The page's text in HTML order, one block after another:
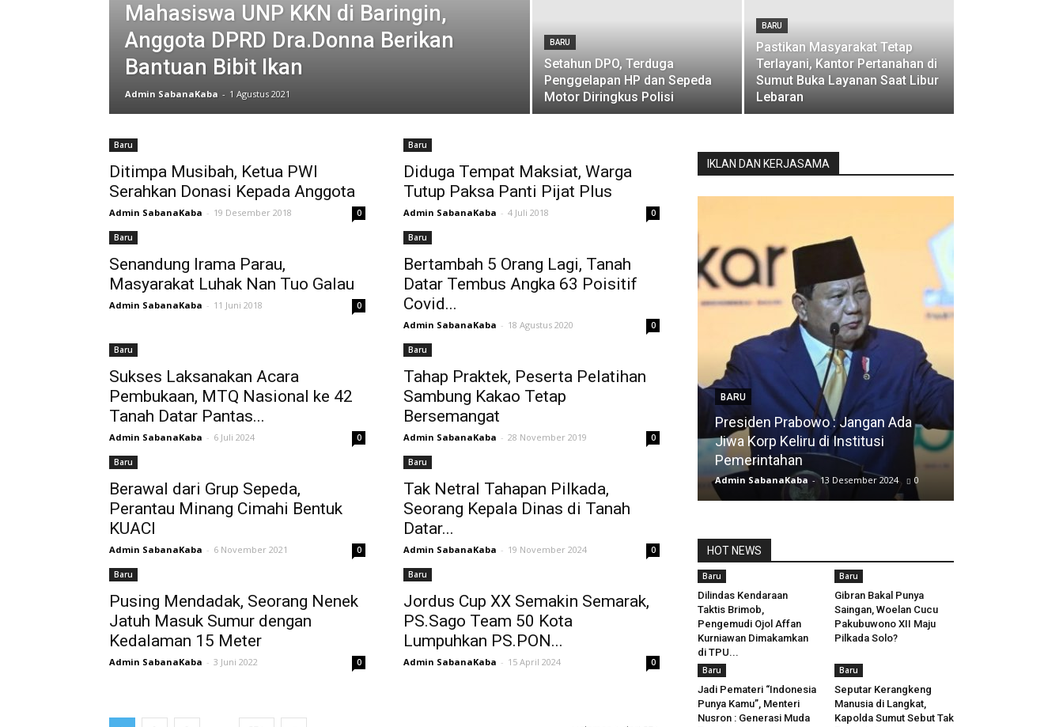
Mahasiswa UNP KKN di Baringin,
Anggota DPRD Dra.Donna Berikan
Bantuan Bibit Ikan
Admin SabanaKaba - 1 Agustus 2021
BARU
Setahun DPO, Terduga
Penggelapan HP dan Sepeda
Motor Diringkus Polisi
BARU
Pastikan Masyarakat Tetap
Terlayani, Kantor Pertanahan di
Sumut Buka Layanan Saat Libur
Lebaran
Baru
Ditimpa Musibah, Ketua PWI
Serahkan Donasi Kepada Anggota
Admin SabanaKaba - 19 Desember 2018 0
Baru
Diduga Tempat Maksiat, Warga
Tutup Paksa Panti Pijat Plus
Admin SabanaKaba - 4 Juli 2018 0
Baru
Senandung Irama Parau,
Masyarakat Luhak Nan Tuo Galau
Admin SabanaKaba - 11 Juni 2018 0
Baru
Bertambah 5 Orang Lagi, Tanah
Datar Tembus Angka 63 Poisitif
Covid...
Admin SabanaKaba - 18 Agustus 2020 0
Baru
Sukses Laksanakan Acara
Pembukaan, MTQ Nasional ke 42
Tanah Datar Pantas...
Admin SabanaKaba - 6 Juli 2024 0
Baru
Tahap Praktek, Peserta Pelatihan
Sambung Kakao Tetap
Bersemangat
Admin SabanaKaba - 28 November 2019 0
Baru
Berawal dari Grup Sepeda,
Perantau Minang Cimahi Bentuk
KUACI
Admin SabanaKaba - 6 November 2021 0
Baru
Tak Netral Tahapan Pilkada,
Seorang Kepala Dinas di Tanah
Datar...
Admin SabanaKaba - 19 November 2024 0
Baru
Pusing Mendadak, Seorang Nenek
Jatuh Masuk Sumur dengan
Kedalaman 15 Meter
Admin SabanaKaba - 3 Juni 2022 0
Baru
Jordus Cup XX Semakin Semarak,
PS.Sago Team 50 Kota
Lumpuhkan PS.PON...
Admin SabanaKaba - 15 April 2024 0
IKLAN DAN KERJASAMA
BARU
Presiden Prabowo : Jangan Ada
Jiwa Korp Keliru di Institusi
Pemerintahan
Admin SabanaKaba - 13 Desember 2024 0
HOT NEWS
Baru
Dilindas Kendaraan
Taktis Brimob,
Pengemudi Ojol Affan
Kurniawan Dimakamkan
di TPU...
Baru
Gibran Bakal Punya
Saingan, Woelan Cucu
Pakubuwono XII Maju
Pilkada Solo?
Baru
Jadi Pemateri “Indonesia
Punya Kamu”, Menteri
Nusron : Generasi Muda
Baru
Seputar Kerangkeng
Manusia di Langkat,
Kapolda Sumut Sebut Tak